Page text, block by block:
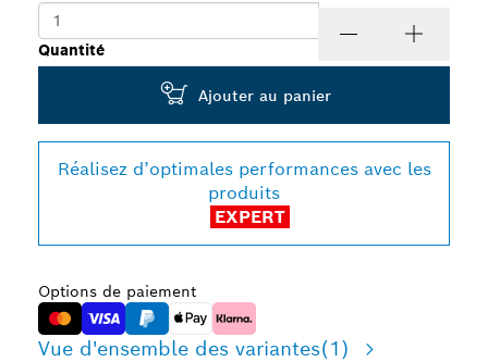
Quantité
Ajouter au panier
Réalisez d’optimales performances avec les
produits
EXPERT
Options de paiement
Vue d'ensemble des variantes(1)